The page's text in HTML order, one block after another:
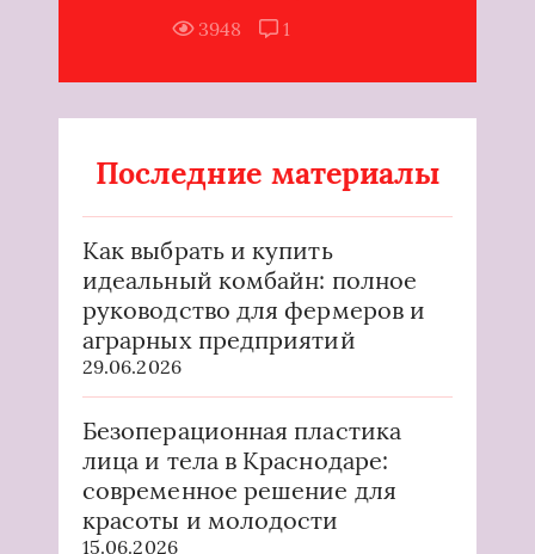
3948
1
Последние материалы
Как выбрать и купить
идеальный комбайн: полное
руководство для фермеров и
аграрных предприятий
29.06.2026
Безоперационная пластика
лица и тела в Краснодаре:
современное решение для
красоты и молодости
15.06.2026